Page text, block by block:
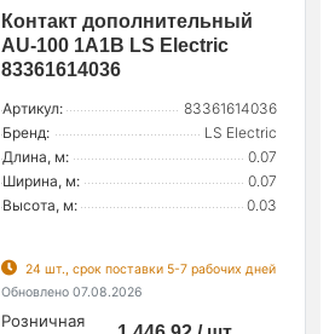
Контакт дополнительный
AU-100 1A1B LS Electric
83361614036
Артикул:
83361614036
Бренд:
LS Electric
Длина, м:
0.07
Ширина, м:
0.07
Высота, м:
0.03
24 шт., срок поставки 5-7 рабочих дней
Обновлено 07.08.2026
Розничная